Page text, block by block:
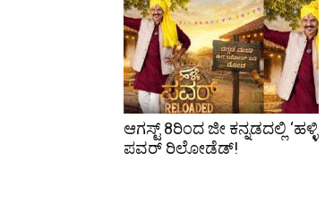
ಆಗಸ್ಟ್ 8ರಿಂದ ಜೀ ಕನ್ನಡದಲ್ಲಿ ‘ಹಳ್ಳಿ
ಪವರ್ ರಿಲೋಡೆಡ್!